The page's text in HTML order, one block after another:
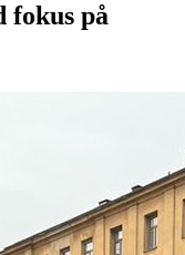
fokus på